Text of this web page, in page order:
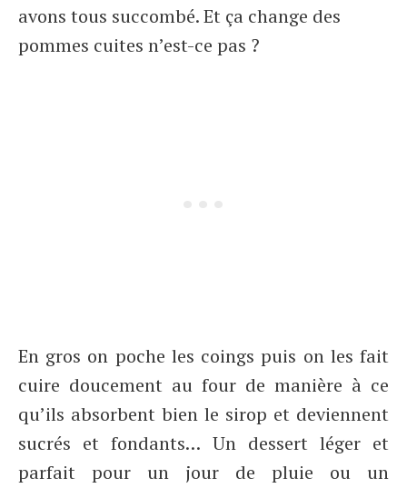
avons tous succombé. Et ça change des
pommes cuites n’est-ce pas ?
En gros on poche les coings puis on les fait
cuire doucement au four de manière à ce
qu’ils absorbent bien le sirop et deviennent
sucrés et fondants… Un dessert léger et
parfait pour un jour de pluie ou un